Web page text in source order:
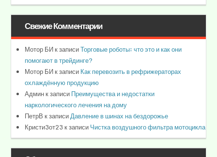
Свежие Комментарии
Мотор БИк записиТорговые роботы: что это и как они
помогают в трейдинге?
Мотор БИк записиКак перевозить в рефрижераторах
охлаждённую продукцию
Админк записиПреимущества и недостатки
наркологического лечения на дому
ПетрВ к записиДавление в шинах на бездорожье
Кристи3от23 к записиЧистка воздушного фильтра мотоцикла